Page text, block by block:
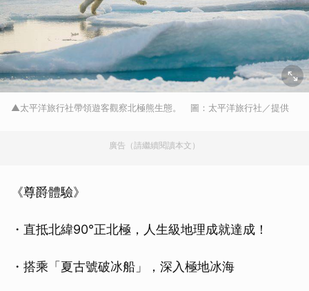
▲太平洋旅行社帶領遊客觀察北極熊生態。 圖：太平洋旅行社／提供
廣告（請繼續閱讀本文）
《尊爵體驗》
・直抵北緯90°正北極，人生級地理成就達成！
・搭乘「夏古號破冰船」，深入極地冰海